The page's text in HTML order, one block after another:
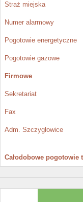
Straż miejska
Numer alarmowy
Pogotowie energetyczne
Pogotowie gazowe
Firmowe
Sekretariat
Fax
Adm. Szczygłowice
Całodobowe pogotowie